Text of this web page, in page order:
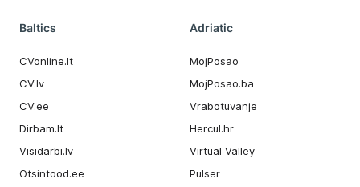
Baltics
CVonline.lt
CV.lv
CV.ee
Dirbam.It
Visidarbi.lv
Otsintood.ee
Adriatic
MojPosao
MojPosao.ba
Vrabotuvanje
Hercul.hr
Virtual Valley
Pulser